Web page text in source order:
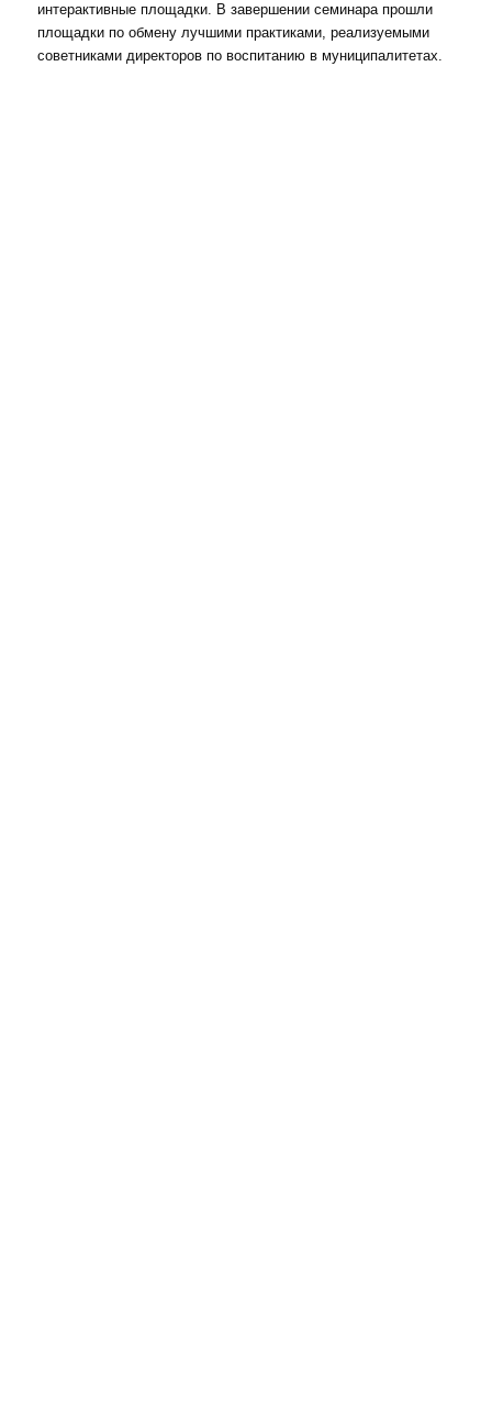
интерактивные площадки. В завершении семинара прошли
площадки по обмену лучшими практиками, реализуемыми
советниками директоров по воспитанию в муниципалитетах.